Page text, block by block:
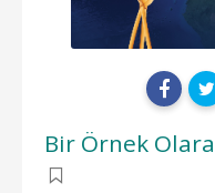
Bir Örnek